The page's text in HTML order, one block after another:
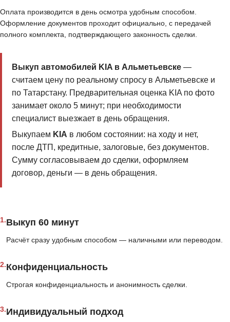
Оплата производится в день осмотра удобным способом.
Оформление документов проходит официально, с передачей
полного комплекта, подтверждающего законность сделки.
Выкуп автомобилей KIA в Альметьевске—
считаем цену по реальному спросу в Альметьевске и
по Татарстану. Предварительная оценка KIA по фото
занимает около 5 минут; при необходимости
специалист выезжает в день обращения.
Выкупаем KIA в любом состоянии: на ходу и нет,
после ДТП, кредитные, залоговые, без документов.
Сумму согласовываем до сделки, оформляем
договор, деньги — в день обращения.
1.Выкуп 60 минут
Расчёт сразу удобным способом — наличными или переводом.
2.Конфиденциальность
Строгая конфиденциальность и анонимность сделки.
3.Индивидуальный подход